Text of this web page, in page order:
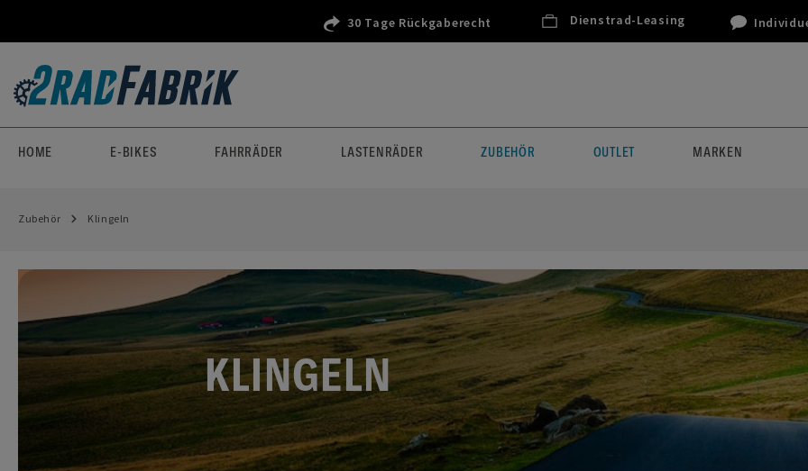
30 Tage Rückgaberecht Dienstrad-Leasing
HOME E-BIKES FAHRRÄDER LASTENRÄDER ZUBEHÖR OUTLET MARKEN
Zubehör Klingeln
KLINGELN